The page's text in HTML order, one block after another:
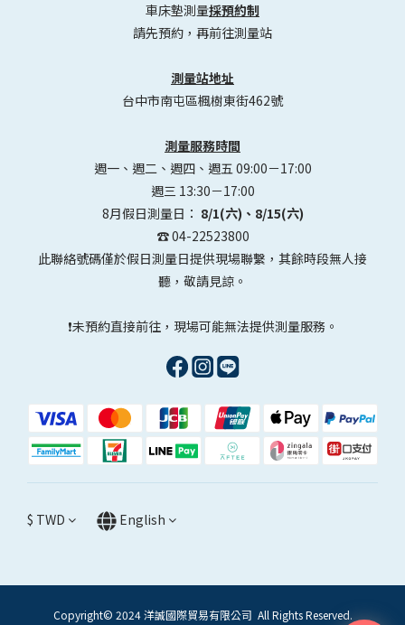
車床墊測量採預約制
請先預約，再前往測量站
測量站地址
台中市南屯區楓樹東街462號
測量服務時間
週一、週二、週四、週五 09:00－17:00
週三 13:30－17:00
8月假日測量日： 8/1(六)、8/15(六)
☎️ 04-22523800
此聯絡號碼僅於假日測量日提供現場聯繫，其餘時段無人接
聽，敬請見諒。
❗未預約直接前往，現場可能無法提供測量服務。
$ TWD English
Copyright© 2024 洋誠國際貿易有限公司 All Rights Reserved.